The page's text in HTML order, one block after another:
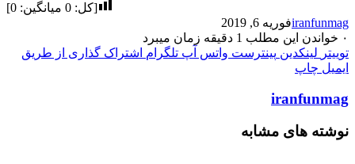
[کل: 0 میانگین: 0
]
iranfunmagفوریه 6, 2019
۰ خواندن این مطلب 1 دقیقه زمان میبرد
توییتر لینکدین پینترست واتس آپ تلگرام اشتراک گذاری از طریق
ایمیل چاپ
iranfunmag
نوشته های مشابه